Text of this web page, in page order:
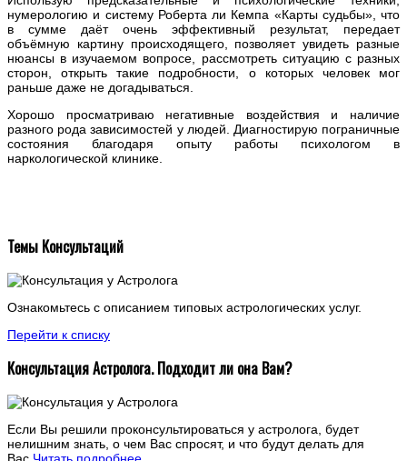
нумерологию и систему Роберта ли Кемпа «Карты судьбы», что
в сумме даёт очень эффективный результат, передает
объёмную картину происходящего, позволяет увидеть разные
нюансы в изучаемом вопросе, рассмотреть ситуацию с разных
сторон, открыть такие подробности, о которых человек мог
раньше даже не догадываться.
Хорошо просматриваю негативные воздействия и наличие
разного рода зависимостей у людей. Диагностирую пограничные
состояния благодаря опыту работы психологом в
наркологической клинике.
Темы Консультаций
Ознакомьтесь с описанием типовых астрологических услуг.
Перейти к списку
Консультация Астролога. Подходит ли она Вам?
Если Вы решили проконсультироваться у астролога, будет
нелишним знать, о чем Вас спросят, и что будут делать для
Вас. Читать подробнее